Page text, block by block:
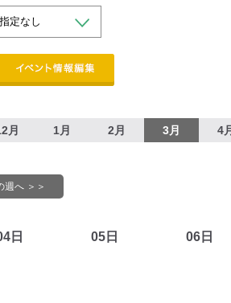
月 1月 2月 3月 4
週へ ＞＞
日 05日 06日